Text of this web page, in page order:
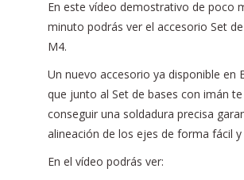
En este vídeo demostrativo de poco
minuto podrás ver el accesorio Set
M4.
Un nuevo accesorio ya disponible en
que junto al Set de bases con imán
conseguir una soldadura precisa
alineación de los ejes de forma fácil y
En el vídeo podrás ver: